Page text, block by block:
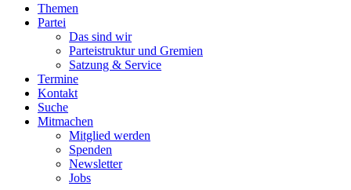
Themen
Partei
Das sind wir
Parteistruktur und Gremien
Satzung & Service
Termine
Kontakt
Suche
Mitmachen
Mitglied werden
Spenden
Newsletter
Jobs